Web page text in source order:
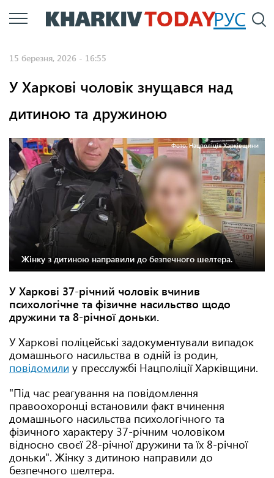
Перейти
до
РУС
15 березня, 2026 - 16:55
У Харкові чоловік знущався над
дитиною та дружиною
Фото: Нацполіція Харківщини
Жінку з дитиною направили до безпечного шелтера.
У Харкові 37-річний чоловік вчинив
психологічне та фізичне насильство щодо
дружини та 8-річної доньки.
У Харкові поліцейські задокументували випадок
домашнього насильства в одній із родин,
повідомили у пресслужбі Нацполіції Харківщини.
"Під час реагування на повідомлення
правоохоронці встановили факт вчинення
домашнього насильства психологічного та
фізичного характеру 37-річним чоловіком
відносно своєї 28-річної дружини та їх 8-річної
доньки". Жінку з дитиною направили до
безпечного шелтера.